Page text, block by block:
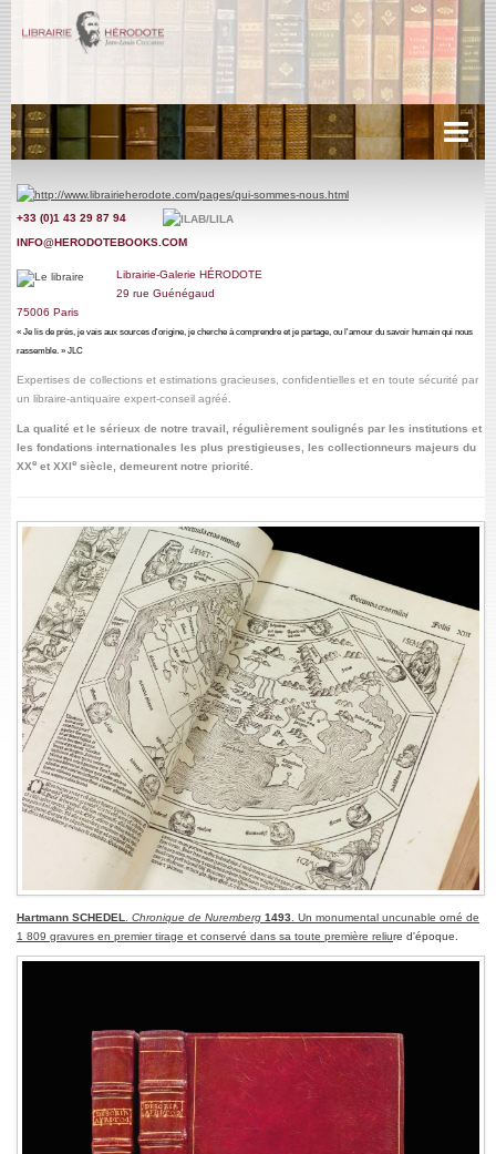
Récits de voyages
Littérature
Livres d'Heures, Manuscrits.
Miscellanées
Photographies
+33 (0)1 43 29 87 94
INFO@HERODOTEBOOKS.COM
Librairie-Galerie HÉRODOTE
29 rue Guénégaud
75006 Paris
« Je lis de près, je vais aux sources d'origine, je cherche à comprendre et je partage, ou l'amour du savoir humain qui nous
rassemble. » JLC
Expertises de collections et estimations gracieuses, confidentielles et en toute sécurité par
un libraire-antiquaire expert-conseil agréé.
La qualité et le sérieux de notre travail, régulièrement soulignés par les institutions et
les fondations internationales les plus prestigieuses, les collectionneurs majeurs du
XXe et XXIe siècle, demeurent notre priorité.
Hartmann SCHEDEL. Chronique de Nuremberg 1493. Un monumental uncunable orné de
1 809 gravures en premier tirage et conservé dans sa toute première reliure d'époque.